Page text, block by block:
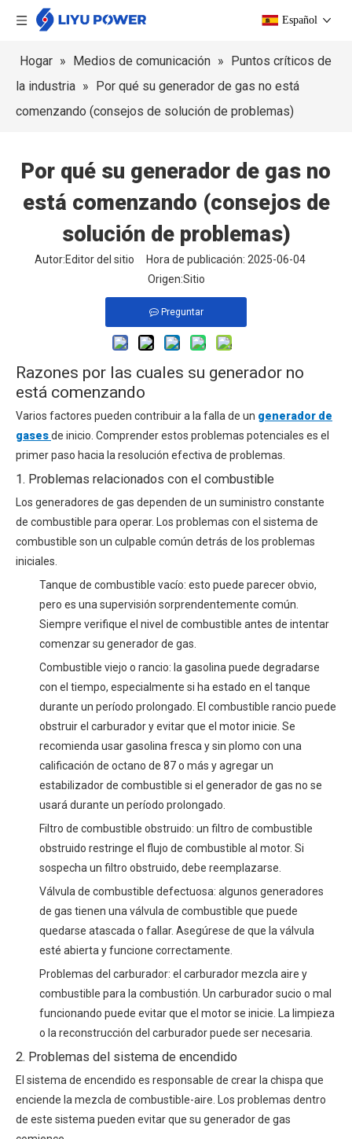
Español
Hogar » Medios de comunicación » Puntos críticos de
la industria » Por qué su generador de gas no está
comenzando (consejos de solución de problemas)
Por qué su generador de gas no
está comenzando (consejos de
solución de problemas)
Autor:Editor del sitio Hora de publicación: 2025-06-04
Origen:Sitio
Preguntar
Razones por las cuales su generador no
está comenzando
Varios factores pueden contribuir a la falla de un generador de
gasesde inicio. Comprender estos problemas potenciales es el
primer paso hacia la resolución efectiva de problemas.
1. Problemas relacionados con el combustible
Los generadores de gas dependen de un suministro constante
de combustible para operar. Los problemas con el sistema de
combustible son un culpable común detrás de los problemas
iniciales.
Tanque de combustible vacío: esto puede parecer obvio,
pero es una supervisión sorprendentemente común.
Siempre verifique el nivel de combustible antes de intentar
comenzar su generador de gas.
Combustible viejo o rancio: la gasolina puede degradarse
con el tiempo, especialmente si ha estado en el tanque
durante un período prolongado. El combustible rancio puede
obstruir el carburador y evitar que el motor inicie. Se
recomienda usar gasolina fresca y sin plomo con una
calificación de octano de 87 o más y agregar un
estabilizador de combustible si el generador de gas no se
usará durante un período prolongado.
Filtro de combustible obstruido: un filtro de combustible
obstruido restringe el flujo de combustible al motor. Si
sospecha un filtro obstruido, debe reemplazarse.
Válvula de combustible defectuosa: algunos generadores
de gas tienen una válvula de combustible que puede
quedarse atascada o fallar. Asegúrese de que la válvula
esté abierta y funcione correctamente.
Problemas del carburador: el carburador mezcla aire y
combustible para la combustión. Un carburador sucio o mal
funcionando puede evitar que el motor se inicie. La limpieza
o la reconstrucción del carburador puede ser necesaria.
2. Problemas del sistema de encendido
El sistema de encendido es responsable de crear la chispa que
enciende la mezcla de combustible-aire. Los problemas dentro
de este sistema pueden evitar que su generador de gas